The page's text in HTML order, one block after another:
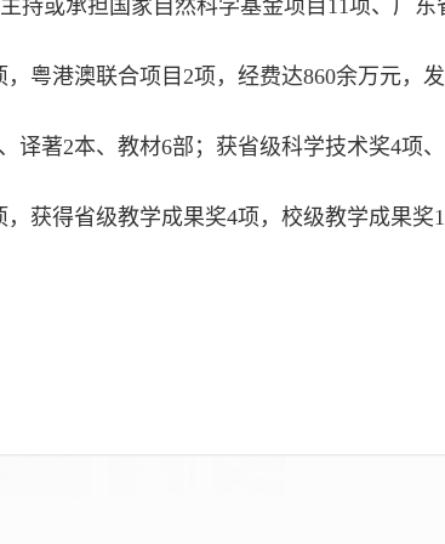
持或承担国家自然科学基金项目11项、广
，粤港澳联合项目2项，经费达860余万元，
译著2本、教材6部；获省级科学技术奖4项
，获得省级教学成果奖4项，校级教学成果奖